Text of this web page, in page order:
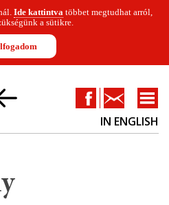
Ide kattintva többet megtudhat arról,
a sütikre.
FacebookKapcsolat
IN ENGLISH